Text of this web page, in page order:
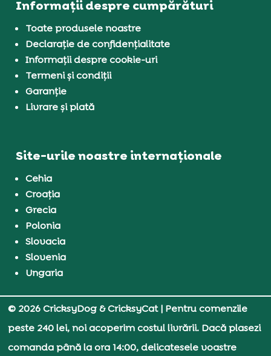
Informații despre cumpărături
Toate produsele noastre
Declarație de confidențialitate
Informații despre cookie-uri
Termeni și condiții
Garanție
Livrare și plată
Site-urile noastre internaționale
Cehia
Croația
Grecia
Polonia
Slovacia
Slovenia
Ungaria
© 2026 CricksyDog & CricksyCat| Pentru comenzile
peste 240 lei, noi acoperim costul livrării. Dacă plasezi
comanda până la ora 14:00, delicatesele voastre